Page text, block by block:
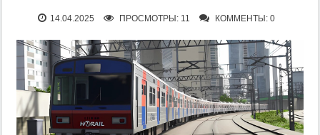
14.04.2025 ПРОСМОТРЫ: 11 КОММЕНТЫ: 0